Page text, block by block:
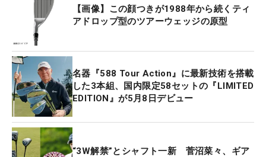
【画像】この顔つきが1988年から続くティ
アドロップ型のツアーウェッジの原型
名器『588 Tour Action』に最新技術を搭載
した3本組、国内限定58セットの『LIMITED
EDITION』が5月8日デビュー
“3W解禁”とシャフト一新 菅沼菜々、ギア